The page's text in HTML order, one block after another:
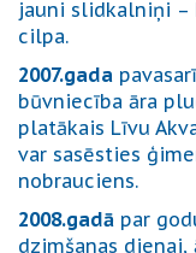
jauni slidkalniņi –
cilpa.
2007.gada
būvniecība āra
platākais Līvu
var sasēsties
nobrauciens.
2008.gadā par
dzimšanas